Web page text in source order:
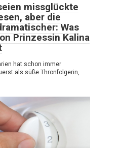
missglückte
aber die
Was
Prinzessin Kalina
hat schon immer
als süße Thronfolgerin,